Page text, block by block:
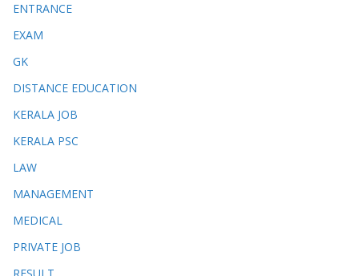
ENTRANCE
EXAM
GK
DISTANCE EDUCATION
KERALA JOB
KERALA PSC
LAW
MANAGEMENT
MEDICAL
PRIVATE JOB